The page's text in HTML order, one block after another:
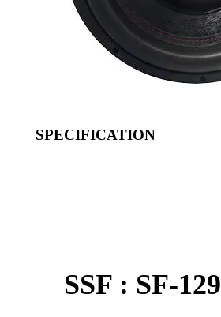
SPECIFICATION
SSF : SF-129